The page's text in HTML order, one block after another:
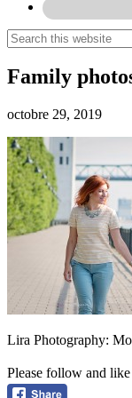
Family
octobre 29, 2019
Lira Photography:
Please follow and like